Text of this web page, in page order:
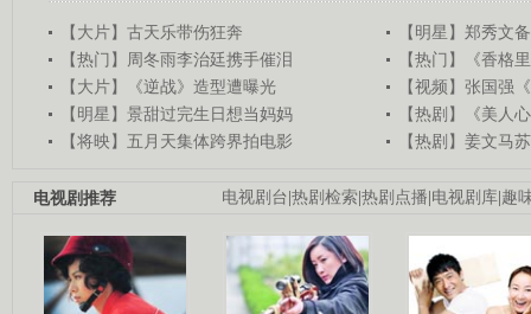
【大片】古天乐带伤狂奔
【明星】郑秀文
【热门】周冬雨李治廷携手催泪
【热门】《香格
【大片】《逆战》造型遭曝光
【视频】张国强
【明星】景甜过完生日想当妈妈
【热剧】《美人
【将映】五月天集体跨界拍电影
【热剧】姜文马
电视剧台|热剧检索|热剧点播|电视剧库|趣
电视剧推荐